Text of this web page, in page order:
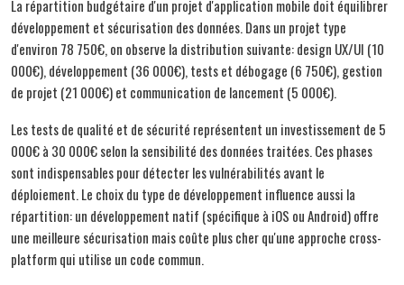
La répartition budgétaire d'un projet d'application mobile doit équilibrer
développement et sécurisation des données. Dans un projet type
d'environ 78 750€, on observe la distribution suivante: design UX/UI (10
000€), développement (36 000€), tests et débogage (6 750€), gestion
de projet (21 000€) et communication de lancement (5 000€).
Les tests de qualité et de sécurité représentent un investissement de 5
000€ à 30 000€ selon la sensibilité des données traitées. Ces phases
sont indispensables pour détecter les vulnérabilités avant le
déploiement. Le choix du type de développement influence aussi la
répartition: un développement natif (spécifique à iOS ou Android) offre
une meilleure sécurisation mais coûte plus cher qu'une approche cross-
platform qui utilise un code commun.